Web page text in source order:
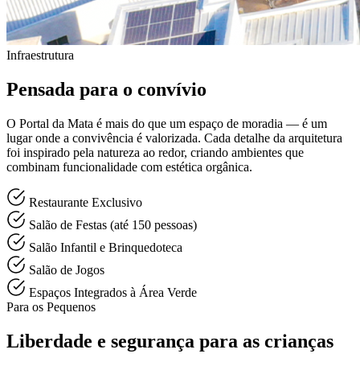
Infraestrutura
Pensada para o convívio
O Portal da Mata é mais do que um espaço de moradia — é um
lugar onde a convivência é valorizada. Cada detalhe da arquitetura
foi inspirado pela natureza ao redor, criando ambientes que
combinam funcionalidade com estética orgânica.
Restaurante Exclusivo
Salão de Festas (até 150 pessoas)
Salão Infantil e Brinquedoteca
Salão de Jogos
Espaços Integrados à Área Verde
Para os Pequenos
Liberdade e segurança para as crianças